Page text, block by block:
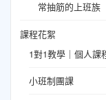
常抽筋的上班族
課程花絮
1對1教學｜個人課
小班制團課